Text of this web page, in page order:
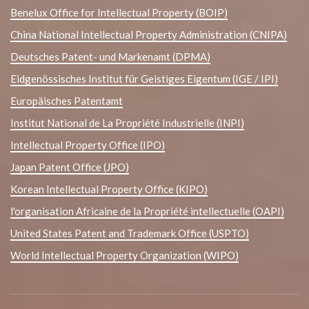
Benelux Office for Intellectual Property (BOIP)
China National Intellectual Property Administration (CNIPA)
Deutsches Patent- und Markenamt (DPMA)
Eidgenössisches Institut für Geistiges Eigentum (IGE / IPI)
Europäisches Patentamt
Institut National de La Propriété Industrielle (INPI)
Intellectual Property Office (IPO)
Japan Patent Office (JPO)
Korean Intellectual Property Office (KIPO)
l'organisation Africaine de la Propriété intellectuelle (OAPI)
United States Patent and Trademark Office (USPTO)
World Intellectual Property Organization (WIPO)